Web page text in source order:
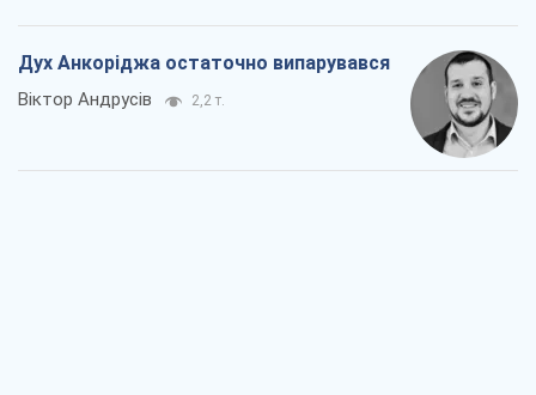
Дух Анкоріджа остаточно випарувався
Віктор Андрусів 2,2 т.